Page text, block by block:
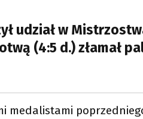
udział w
(4:5 d.) złamał
medalistami